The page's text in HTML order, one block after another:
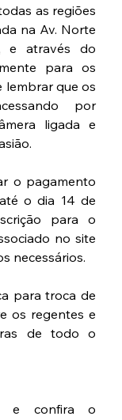
as regiões
na Av. Norte
e através do
para os
lembrar que os
por
ligada e
o pagamento
o dia 14 de
para o
no site
necessários.
para troca de
os regentes e
de todo o
e confira o